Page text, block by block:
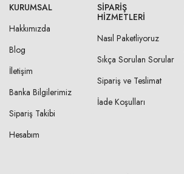
KURUMSAL
Hakkımızda
Blog
İletişim
Banka Bilgilerimiz
Sipariş Takibi
Hesabım
SIPARIŞ
HIZMETLERI
Nasıl Paketliyoruz
Sıkça Sorulan Sorular
Sipariş ve Teslimat
İade Koşulları